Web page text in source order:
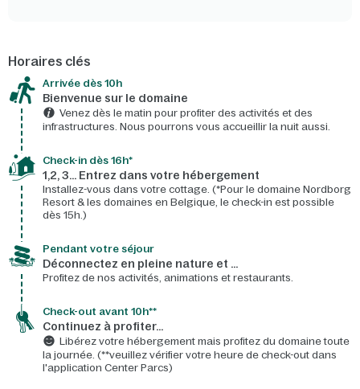
Horaires clés
Arrivée dès 10h​
Bienvenue sur le domaine​
Venez dès le matin pour profiter des activités et des
infrastructures. Nous pourrons vous accueillir la nuit aussi.
Check-in dès 16h*​
1,2, 3… Entrez dans votre hébergement
Installez-vous dans votre cottage. (*Pour le domaine Nordborg
Resort & les domaines en Belgique, le check-in est possible
dès 15h.)
Pendant votre séjour
Déconnectez en pleine nature et …
Profitez de nos activités, animations et restaurants.
Check-out avant 10h**
Continuez à profiter…
Libérez votre hébergement mais profitez du domaine toute
la journée. (**veuillez vérifier votre heure de check-out dans
l'application Center Parcs)